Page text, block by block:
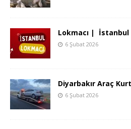
Lokmacı | İstanbul
6 Şubat 2026
Diyarbakır Araç
6 Şubat 2026